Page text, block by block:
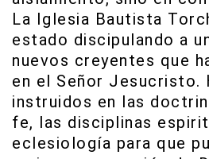
La Iglesia Bautista
estado discipulando a
nuevos creyentes que
en el Señor Jesucristo.
instruidos en las
fe, las disciplinas
eclesiología para que